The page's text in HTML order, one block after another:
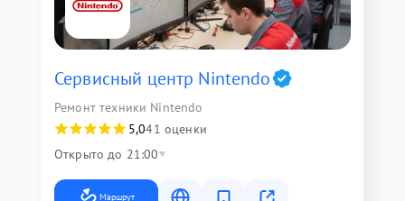
Сервисный центр Nintendo
Ремонт техники Nintendo
5,041 оценки
Открыто до 21:00
Маршрут